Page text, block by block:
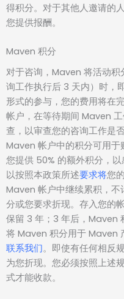
得积分。对于其他人邀请的
您提供报酬。
Maven 积分
对于咨询，Maven 将活动
询工作执行后 3 天内）时，
形式的参与，您的费用将在
帐户，在等待期间 Maven
查，以审查您的咨询工作是
Maven 帐户中的积分可用
您提供 50% 的额外积分，
以按照本政策所述要求将您
Maven 帐户中继续累积，
分或您要求折现。存入您的
保留 3 年；3 年后，Maven
将 Maven 积分用于 Maven
联系我们。即使有任何相反
为您折现。您必须按照上述
式才能收款。